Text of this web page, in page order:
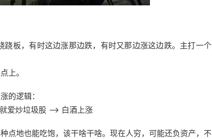
跷板，有时这边涨那边跌，有时又那边涨这边跌。主打一个
上。
的逻辑：
爱炒垃圾股 —> 白酒上涨
点地也能吃饱，该干啥干啥。现在人穷，可能还负资产，不